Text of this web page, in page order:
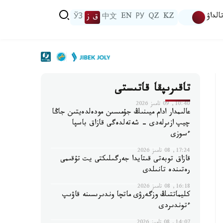
تالداۋ KZ
QZ
РУ
EN
中文 ق ز ЎЗ
تاقىرىپقا قاتىستى
10:40, 09 تامىز 2026
عالىمدار ادام ميىنىڭ جۇمىسىن مودەلدەيتىن جاڭا
چيپ ازىرلەدى - شەتەلدەگى قازاق باسپا
ءسوزى
17:24, 08 تامىز 2026
قازاق توبەتى قىتايدا جەرگىلىكتى يت تۇقىمى
رەتىندە تانىلدى
16:18, 08 تامىز 2026
كليماتتىڭ وزگەرۋى ماتچا وندىرىسىنە قاۋىپ
ءتوندىردى